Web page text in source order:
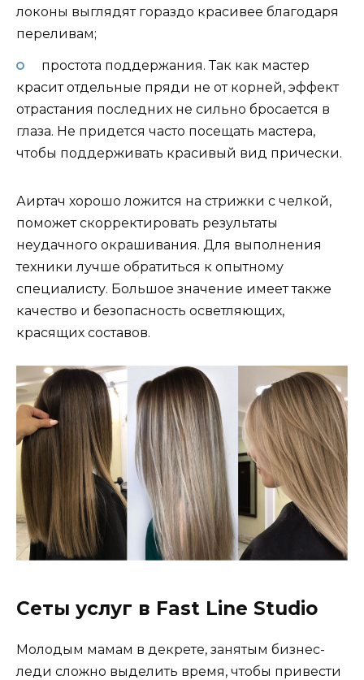
локоны выглядят гораздо красивее благодаря
переливам;
простота поддержания. Так как мастер
красит отдельные пряди не от корней, эффект
отрастания последних не сильно бросается в
глаза. Не придется часто посещать мастера,
чтобы поддерживать красивый вид прически.
Аиртач хорошо ложится на стрижки с челкой,
поможет скорректировать результаты
неудачного окрашивания. Для выполнения
техники лучше обратиться к опытному
специалисту. Большое значение имеет также
качество и безопасность осветляющих,
красящих составов.
Сеты услуг в Fast Line Studio
Молодым мамам в декрете, занятым бизнес-
леди сложно выделить время, чтобы привести